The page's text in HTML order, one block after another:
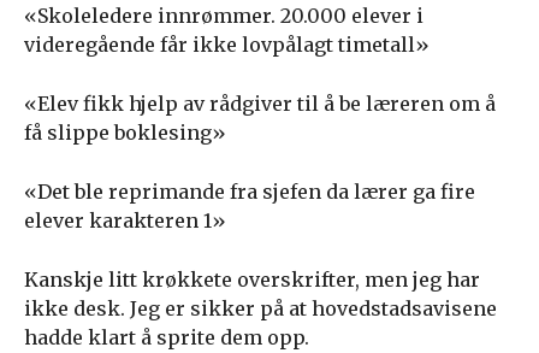
«Skoleledere innrømmer. 20.000 elever i
videregående får ikke lovpålagt timetall»
«Elev fikk hjelp av rådgiver til å be læreren om å
få slippe boklesing»
«Det ble reprimande fra sjefen da lærer ga fire
elever karakteren 1»
Kanskje litt krøkkete overskrifter, men jeg har
ikke desk. Jeg er sikker på at hovedstadsavisene
hadde klart å sprite dem opp.